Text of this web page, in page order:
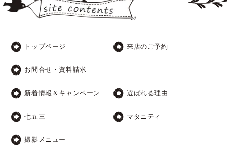
トップページ 来店のご予約
お問合せ・資料請求
新着情報＆キャンペーン 選ばれる理由
七五三 マタニティ
撮影メニュー